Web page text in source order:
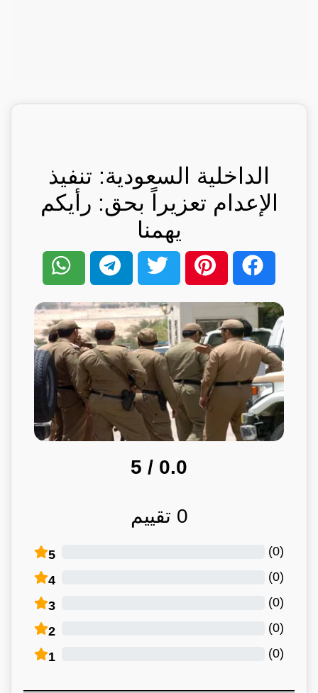
الداخلية السعودية: تنفيذ
الإعدام تعزيراً بحق: رأيكم
يهمنا
0.0
/ 5
0 تقييم
5 (
0
)
4 (
0
)
3 (
0
)
2 (
0
)
1 (
0
)